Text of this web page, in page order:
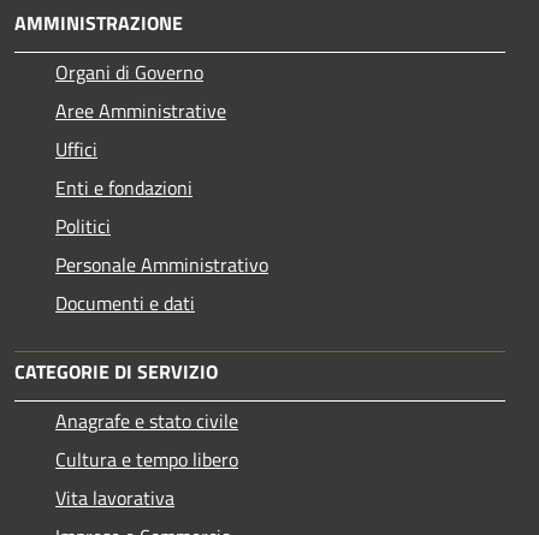
AMMINISTRAZIONE
Organi di Governo
Aree Amministrative
Uffici
Enti e fondazioni
Politici
Personale Amministrativo
Documenti e dati
CATEGORIE DI SERVIZIO
Anagrafe e stato civile
Cultura e tempo libero
Vita lavorativa